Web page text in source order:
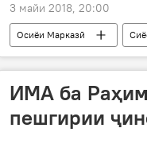
3 майи 2018, 20:00
Осиёи Марказӣ
Тағйироти кадрӣ дар
ИМА ба
пешгирии